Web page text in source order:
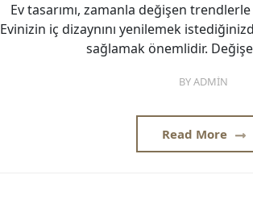
Ev tasarımı, zamanla değişen
Evinizin iç dizaynını yenilemek
sağlamak önemlidir.
BYADMIN
Read More